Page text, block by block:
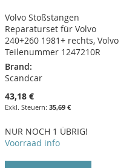
Volvo Stoßstangen
Reparaturset für Volvo
240+260 1981+ rechts, Volvo
Teilenummer 1247210R
Brand:
Scandcar
43,18 €
35,69 €
NUR NOCH 1 ÜBRIG!
Voorraad info